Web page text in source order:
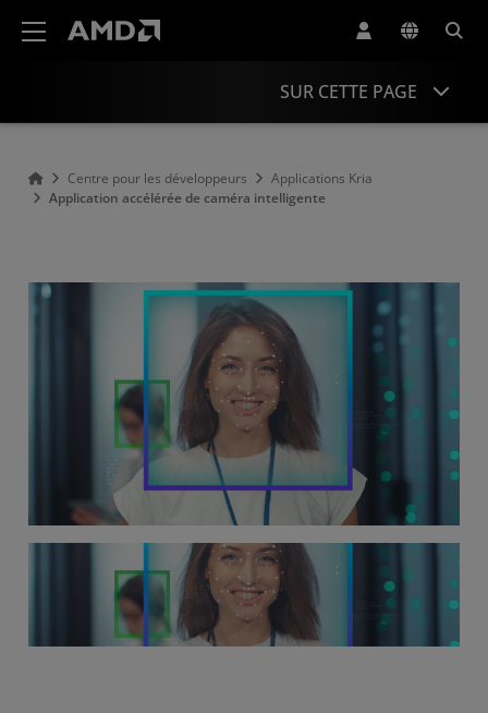
SUR CETTE PAGE
Centre pour les développeurs
Applications Kria
Application accélérée de caméra intelligente